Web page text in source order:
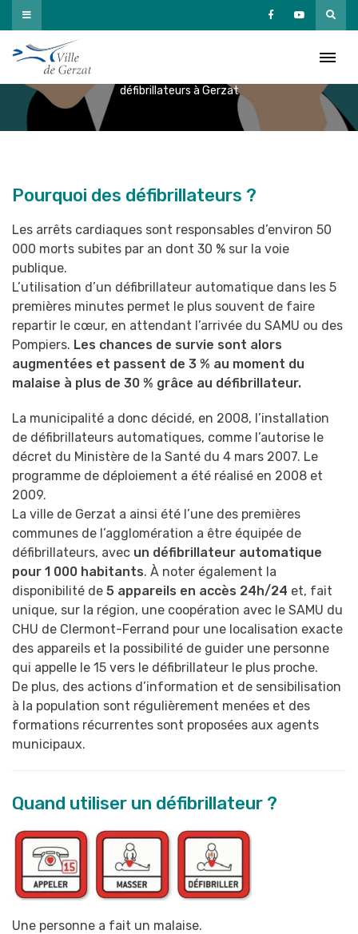
Passer
au
contenuLes défibrillateurs à Gerzat
Accueil»
défibrillateurs à Gerzat
Pourquoi des défibrillateurs ?
Les arrêts cardiaques sont responsables d’environ 50
000 morts subites par an dont 30 % sur la voie
publique.
L’utilisation d’un défibrillateur automatique dans les 5
premières minutes permet le plus souvent de faire
repartir le cœur, en attendant l’arrivée du SAMU ou des
Pompiers. Les chances de survie sont alors
augmentées et passent de 3 % au moment du
malaise à plus de 30 % grâce au défibrillateur.
La municipalité a donc décidé, en 2008, l’installation
de défibrillateurs automatiques, comme l’autorise le
décret du Ministère de la Santé du 4 mars 2007. Le
programme de déploiement a été réalisé en 2008 et
2009.
La ville de Gerzat a ainsi été l’une des premières
communes de l’agglomération a être équipée de
défibrillateurs, avec un défibrillateur automatique
pour 1 000 habitants. À noter également la
disponibilité de 5 appareils en accès 24h/24 et, fait
unique, sur la région, une coopération avec le SAMU du
CHU de Clermont-Ferrand pour une localisation exacte
des appareils et la possibilité de guider une personne
qui appelle le 15 vers le défibrillateur le plus proche.
De plus, des actions d’information et de sensibilisation
à la population sont régulièrement menées et des
formations récurrentes sont proposées aux agents
municipaux.
Quand utiliser un défibrillateur ?
Une personne a fait un malaise.